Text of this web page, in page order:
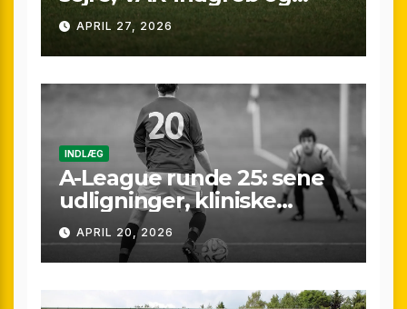
sene scoringer – fuld
gennemgang af
weekenden
APRIL 27, 2026
INDLÆG
A-League runde 25: sene
udligninger, kliniske
kontraster og små
marginaler
APRIL 20, 2026